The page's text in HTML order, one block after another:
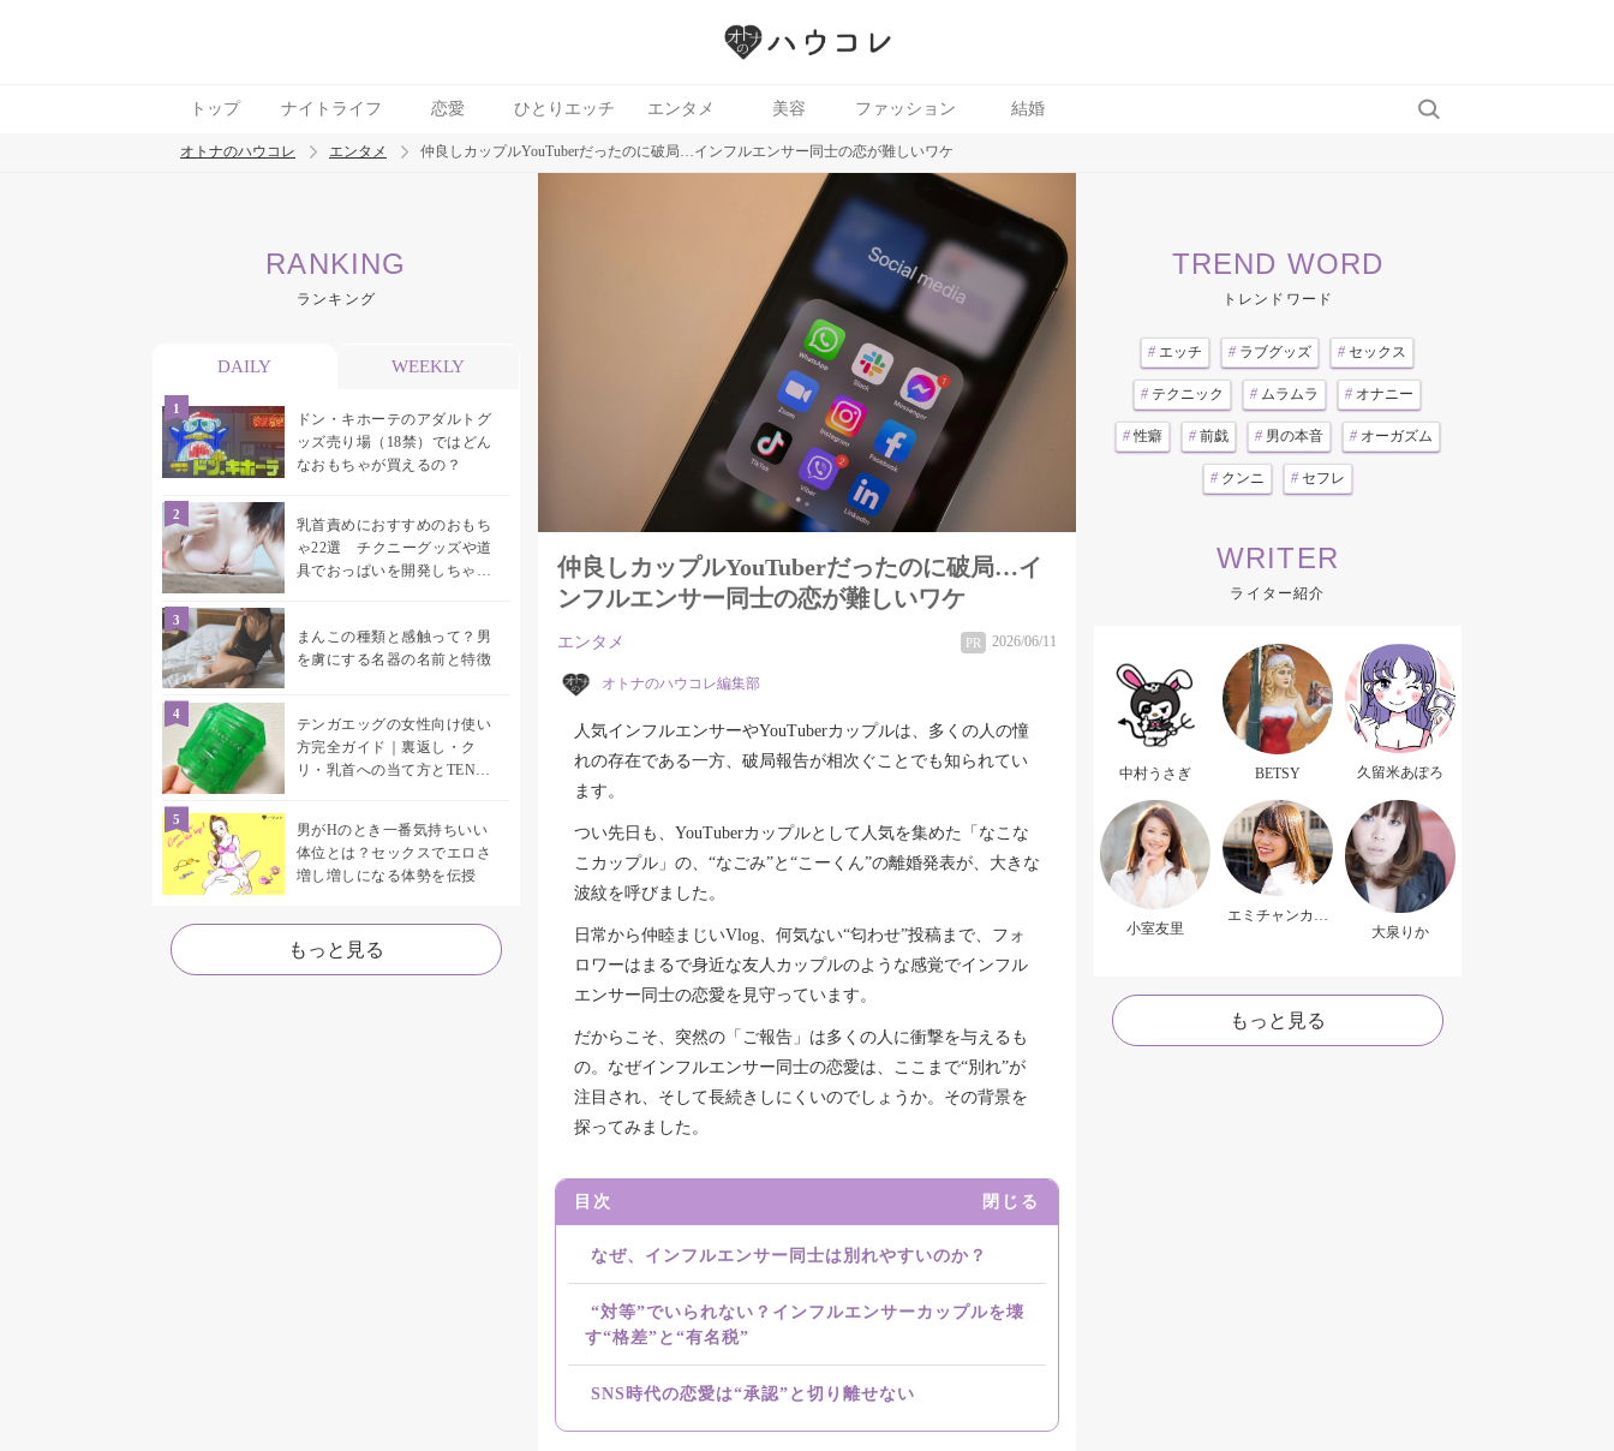
トップ ナイトライフ 恋愛 ひとりエッチ エンタメ 美容 ファッション 結婚
トレンド ワード
オトナのハウコレ エンタメ 仲良しカップルYouTuberだったのに破局…インフルエンサー同士の恋が難しいワケ
RANKING
ランキング
DAILY WEEKLY
ドン・キホーテのアダルトグ
ッズ売り場（18禁）ではどん
なおもちゃが買えるの？
乳首責めにおすすめのおもち
ゃ22選 チクニーグッズや道
具でおっぱいを開発しちゃお
まんこの種類と感触って？男
を虜にする名器の名前と特徴
テンガエッグの女性向け使い
方完全ガイド｜裏返し・ク
リ・乳首への当て方とTENGA
男がHのとき一番気持ちいい
体位とは？セックスでエロさ
増し増しになる体勢を伝授
もっと見る
仲良しカップルYouTuberだったのに破局…イ
ンフルエンサー同士の恋が難しいワケ
エンタメ PR 2026/06/11
オトナのハウコレ編集部
人気インフルエンサーやYouTuberカップルは、多くの人の憧
れの存在である一方、破局報告が相次ぐことでも知られてい
ます。
つい先日も、YouTuberカップルとして人気を集めた「なこな
こカップル」の、“なごみ”と“こーくん”の離婚発表が、大きな
波紋を呼びました。
日常から仲睦まじいVlog、何気ない“匂わせ”投稿まで、フォ
ロワーはまるで身近な友人カップルのような感覚でインフル
エンサー同士の恋愛を見守っています。
だからこそ、突然の「ご報告」は多くの人に衝撃を与えるも
の。なぜインフルエンサー同士の恋愛は、ここまで“別れ”が
注目され、そして長続きしにくいのでしょうか。その背景を
探ってみました。
目次 閉じる
なぜ、インフルエンサー同士は別れやすいのか？
“対等”でいられない？インフルエンサーカップルを壊
す“格差”と“有名税”
SNS時代の恋愛は“承認”と切り離せない
TREND WORD
トレンドワード
# エッチ # ラブグッズ # セックス
# テクニック # ムラムラ # オナニー
# 性癖 # 前戯 # 男の本音 # オーガズム
# クンニ # セフレ
WRITER
ライター紹介
中村うさぎ BETSY 久留米あぽろ
小室友里
エミチャンカパ
大泉りか
もっと見る